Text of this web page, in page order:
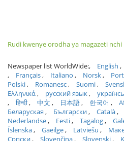
Rudi kwenye orodha ya magazeti nchi
Newspaper list WorldWide: English
Français
Italiano Norsk
Polski
Romanesc Suomi
Ελληνικά
русский язык
हिन्दी
中文 日本語 한국어
Беларуская
Български Català
Nederlandse
Eesti Tagalog
Íslenska
Gaeilge Latviešu
Српски
Slovenčina Slovenski